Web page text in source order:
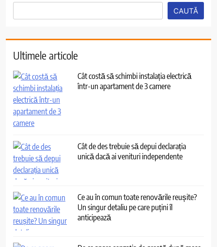
CAUTĂ
Ultimele articole
Cât costă să schimbi instalația electrică
într-un apartament de 3 camere
Cât de des trebuie să depui declarația
unică dacă ai venituri independente
Ce au în comun toate renovările reușite?
Un singur detaliu pe care puțini îl
anticipează